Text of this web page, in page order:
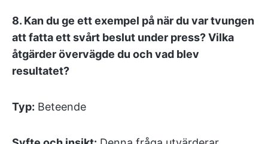
8. Kan du ge ett exempel på när du var tvungen
att fatta ett svårt beslut under press? Vilka
åtgärder övervägde du och vad blev
resultatet?
Typ: Beteende